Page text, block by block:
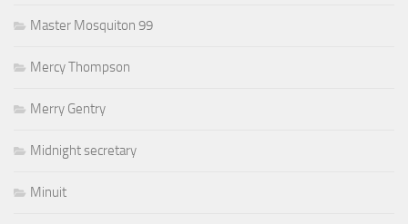
Master Mosquiton 99
Mercy Thompson
Merry Gentry
Midnight secretary
Minuit